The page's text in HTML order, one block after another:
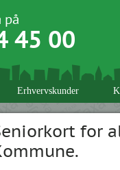
på
45 00
Erhvervskunder
for